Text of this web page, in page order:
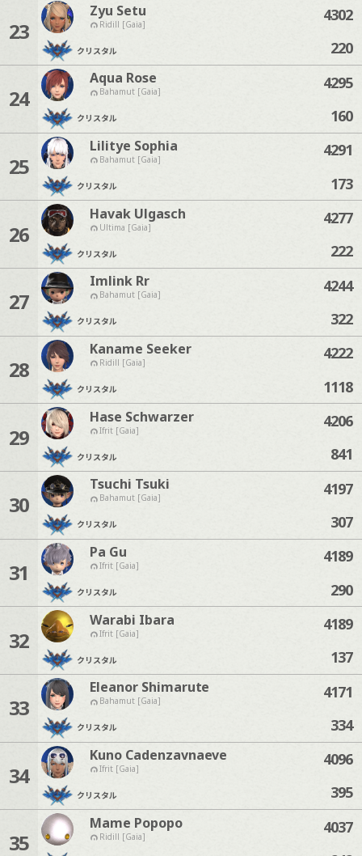
23
Zyu Setu
Ridill [Gaia]
クリスタル
4302
220
24
Aqua Rose
Bahamut [Gaia]
クリスタル
4295
160
25
Lilitye Sophia
Bahamut [Gaia]
クリスタル
4291
173
26
Havak Ulgasch
Ultima [Gaia]
クリスタル
4277
222
27
Imlink Rr
Bahamut [Gaia]
クリスタル
4244
322
28
Kaname Seeker
Ridill [Gaia]
クリスタル
4222
1118
29
Hase Schwarzer
Ifrit [Gaia]
クリスタル
4206
841
30
Tsuchi Tsuki
Bahamut [Gaia]
クリスタル
4197
307
31
Pa Gu
Ifrit [Gaia]
クリスタル
4189
290
32
Warabi Ibara
Ifrit [Gaia]
クリスタル
4189
137
33
Eleanor Shimarute
Bahamut [Gaia]
クリスタル
4171
334
34
Kuno Cadenzavnaeve
Ifrit [Gaia]
クリスタル
4096
395
35
Mame Popopo
Ridill [Gaia]
4037